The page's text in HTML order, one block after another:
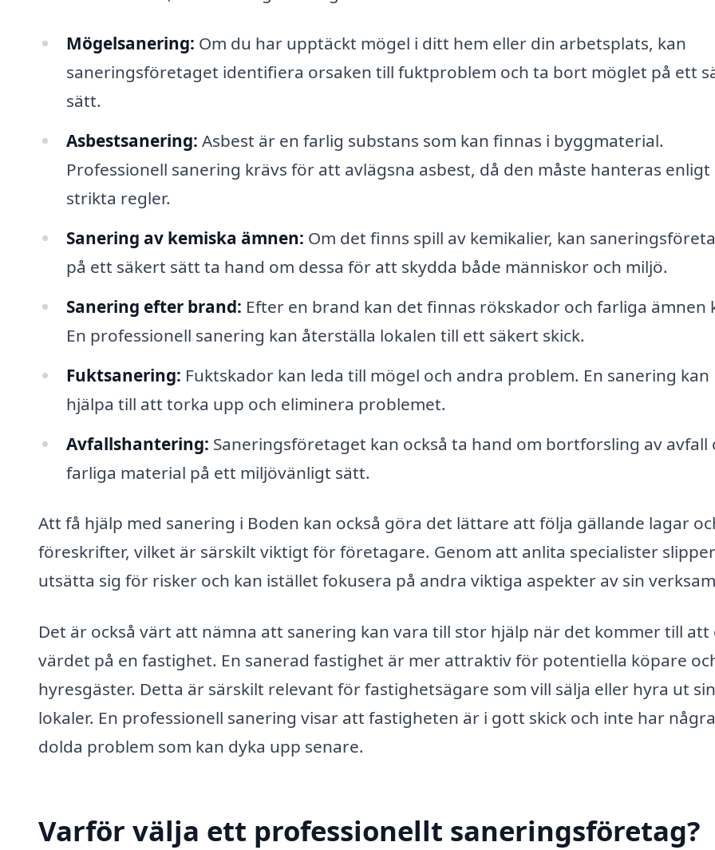
Mögelsanering: Om du har upptäckt mögel i ditt hem eller din arbetsplats, kan
saneringsföretaget identifiera orsaken till fuktproblem och ta bort möglet på ett
sätt.
Asbestsanering: Asbest är en farlig substans som kan finnas i byggmaterial.
Professionell sanering krävs för att avlägsna asbest, då den måste hanteras enligt
strikta regler.
Sanering av kemiska ämnen: Om det finns spill av kemikalier, kan
på ett säkert sätt ta hand om dessa för att skydda både människor och miljö.
Sanering efter brand: Efter en brand kan det finnas rökskador och farliga ämnen
En professionell sanering kan återställa lokalen till ett säkert skick.
Fuktsanering: Fuktskador kan leda till mögel och andra problem. En sanering kan
hjälpa till att torka upp och eliminera problemet.
Avfallshantering: Saneringsföretaget kan också ta hand om bortforsling av avfall
farliga material på ett miljövänligt sätt.
Att få hjälp med sanering i Boden kan också göra det lättare att följa gällande lagar
föreskrifter, vilket är särskilt viktigt för företagare. Genom att anlita specialister
utsätta sig för risker och kan istället fokusera på andra viktiga aspekter av sin
Det är också värt att nämna att sanering kan vara till stor hjälp när det kommer till att
värdet på en fastighet. En sanerad fastighet är mer attraktiv för potentiella köpare
hyresgäster. Detta är särskilt relevant för fastighetsägare som vill sälja eller hyra ut
lokaler. En professionell sanering visar att fastigheten är i gott skick och inte har några
dolda problem som kan dyka upp senare.
Varför välja ett professionellt saneringsföretag?